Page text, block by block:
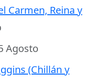
Carmen, Reina y
Agosto
(Chillán y